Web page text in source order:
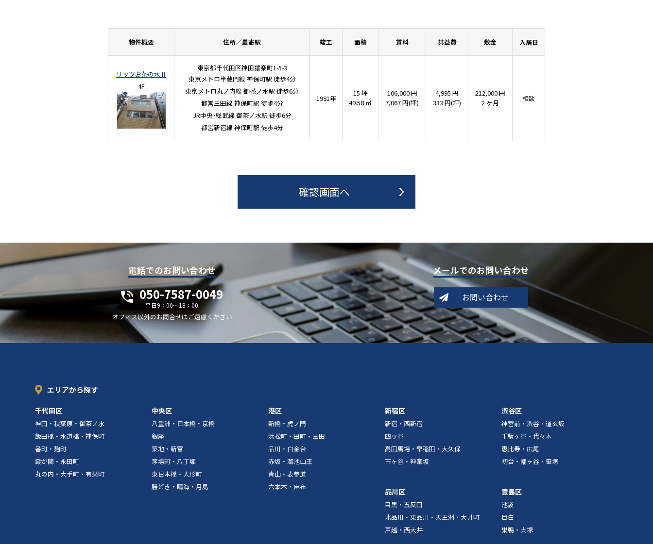
物件概要 住所／最寄駅 竣工 面積 賃料 共益費 敷金 入居日
リッツお茶の水Ⅱ
4F
東京都千代田区神田猿楽町1-5-3
東京メトロ半蔵門線 神保町駅 徒歩4分
東京メトロ丸ノ内線 御茶ノ水駅 徒歩6分
都営三田線 神保町駅 徒歩4分
JR中央･総武線 御茶ノ水駅 徒歩6分
都営新宿線 神保町駅 徒歩4分
1981年
15 坪
49.58 ㎡
106,000 円
7,067 円(坪)
4,995 円
333 円(坪)
212,000 円
2 ヶ月
相談
電話でのお問い合わせ
050-7587-0049
平日9：00～18：00
オフィス以外のお問合せはご遠慮ください
メールでのお問い合わせ
お問い合わせ
エリアから探す
千代田区
神田・秋葉原・御茶ノ水
飯田橋・水道橋・神保町
番町・麹町
霞が関・永田町
丸の内・大手町・有楽町
中央区
八重洲・日本橋・京橋
銀座
築地・新富
茅場町・八丁堀
東日本橋・人形町
勝どき・晴海・月島
港区
新橋・虎ノ門
浜松町・田町・三田
品川・白金台
赤坂・溜池山王
青山・表参道
六本木・麻布
新宿区
新宿・西新宿
四ッ谷
高田馬場・早稲田・大久保
市ヶ谷・神楽坂
渋谷区
神宮前・渋谷・道玄坂
千駄ヶ谷・代々木
恵比寿・広尾
初台・幡ヶ谷・笹塚
品川区
目黒・五反田
北品川・東品川・天王洲・大井町
戸越・西大井
豊島区
池袋
目白
巣鴨・大塚